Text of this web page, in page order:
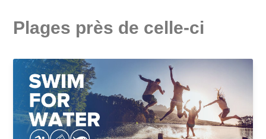
Plages près de celle-ci